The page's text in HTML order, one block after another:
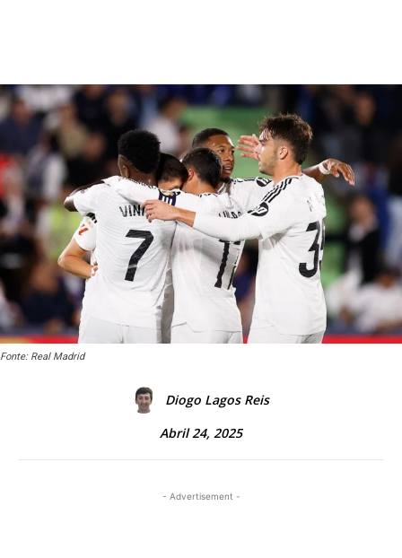
Fonte: Real Madrid
Diogo Lagos Reis
Abril 24, 2025
- Advertisement -